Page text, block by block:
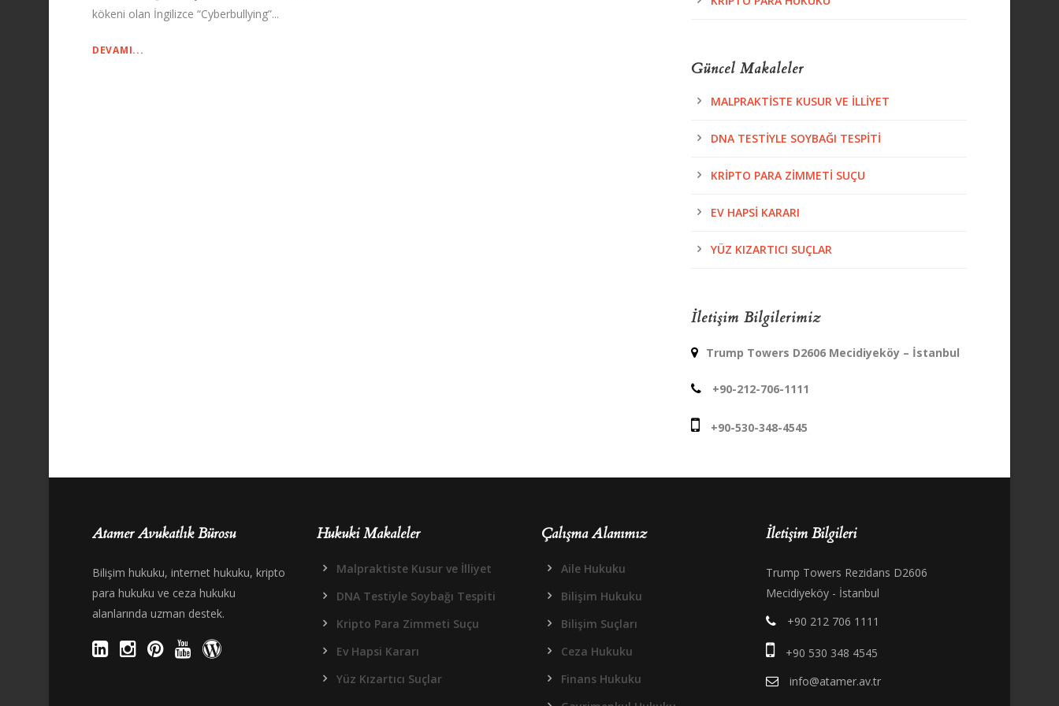
kökeni olan İngilizce “Cyberbullying”...
DEVAMI...
Güncel Makaleler
MALPRAKTISTE KUSUR VE İLLIYET
DNA TESTIYLE SOYBAĞI TESPITI
KRIPTO PARA ZIMMETI SUÇU
EV HAPSI KARARI
YÜZ KIZARTICI SUÇLAR
İletişim Bilgilerimiz
Trump Towers D2606 Mecidiyeköy – İstanbul
+90-212-706-1111
+90-530-348-4545
Atamer Avukatlık Bürosu
Bilişim hukuku, internet hukuku, kripto
para hukuku ve ceza hukuku
alanlarında uzman destek.
Hukuki Makaleler
Malpraktiste Kusur ve İlliyet
DNA Testiyle Soybağı Tespiti
Kripto Para Zimmeti Suçu
Ev Hapsi Kararı
Yüz Kızartıcı Suçlar
Çalışma Alanımız
Aile Hukuku
Bilişim Hukuku
Bilişim Suçları
Ceza Hukuku
Finans Hukuku
İletişim Bilgileri
Trump Towers Rezidans D2606
Mecidiyeköy - İstanbul
+90 212 706 1111
+90 530 348 4545
info@atamer.av.tr